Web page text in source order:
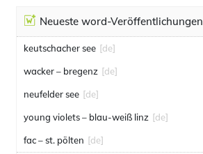
Neueste word-Veröffentlichungen
keutschacher see [de]
wacker – bregenz [de]
neufelder see [de]
young violets – blau-weiß linz [de]
fac – st. pölten [de]